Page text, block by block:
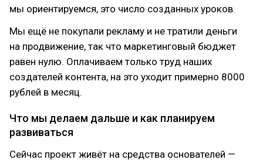
мы ориентируемся, это число созданных уроков.
Мы ещё не покупали рекламу и не тратили деньги
на продвижение, так что маркетинговый бюджет
равен нулю. Оплачиваем только труд наших
создателей контента, на это уходит примерно 8000
рублей в месяц.
Что мы делаем дальше и как планируем
развиваться
Сейчас проект живёт на средства основателей —